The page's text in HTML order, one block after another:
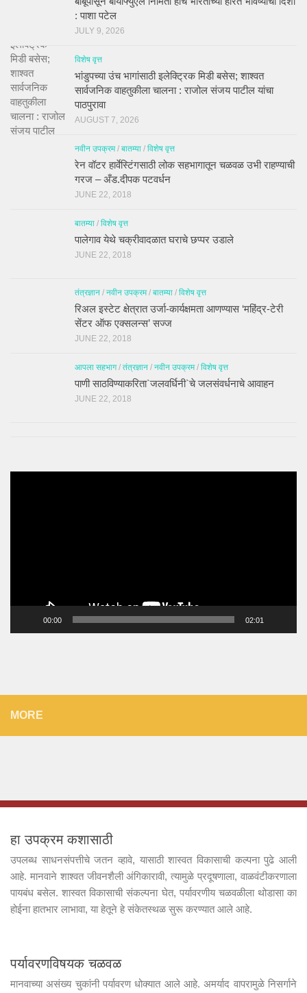
: पाशा पटेल
JULY 9, 2026
विशेष वृत्त
भांडुपच्या उंच भागांसाठी इलेक्ट्रिक मिडी बसेस; शाश्वत
सार्वजनिक वाहतुकीला चालना : राजोल संजय पाटील यांचा
पाठपुरावा
AUGUST 7, 2026
नवीन उपक्रम/ बातम्या / विशेष वृत्त
रेन वॉटर हार्वेस्टिंगसाठी लोक सहभागातून चळवळ उभी राहण्याची
गरज – अँड.दीपक पटवर्धन
JUNE 22, 2018
बातम्या / विशेष वृत्त
पालेगाव येथे चक्रीवादळात घराचे छप्पर उडाले
JUNE 22, 2018
तंत्रज्ञान / नवीन उपक्रम/ बातम्या / विशेष वृत्त
रिअल इस्टेट क्षेत्रात उर्जा-कार्यक्षमता आणण्यास ‘महिंद्र-टेरी
सेंटर ऑफ एक्सलन्स’ सज्ज
JUNE 22, 2018
आपला सहभाग/ तंत्रज्ञान / नवीन उपक्रम/ विशेष वृत्त
पाणी साठविण्याकरिता`जलवर्धिनी`चे जलसंवर्धनाचे आवाहन
JUNE 22, 2018
00:00 02:01
MORE
हा उपक्रम कशासाठी
उपलब्ध साधनसंपत्तीचे जतन व्हावे, यासाठी शास्वत विकासाची कल्पना पुढे आली
आहे. मानवाने शाश्वत जीवनशैली अंगिकारावी, त्यामुळे प्रदूषणाला, वाळवंटीकरणाला
पायबंध बसेल. शास्वत विकासाची संकल्पना घेत, पर्यावरणीय चळवळीला थोडासा का
होईना हातभार लाभावा, या हेतूने हे संकेतस्थळ सुरू करण्यात आले आहे.
पर्यावरणविषयक चळवळ
मानवाच्या असंख्य चुकांनी पर्यावरण धोक्यात आले आहे. अमर्याद वापरामुळे निसर्गाने